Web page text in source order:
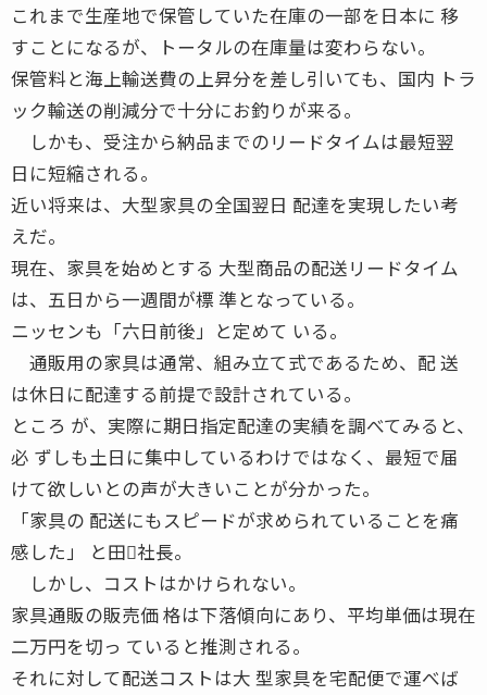
これまで生産地で保管していた在庫の一部を日本に 移
すことになるが、トータルの在庫量は変わらない。
保管料と海上輸送費の上昇分を差し引いても、国内 トラ
ック輸送の削減分で十分にお釣りが来る。
しかも、受注から納品までのリードタイムは最短翌
日に短縮される。
近い将来は、大型家具の全国翌日 配達を実現したい考
えだ。
現在、家具を始めとする 大型商品の配送リードタイム
は、五日から一週間が標 準となっている。
ニッセンも「六日前後」と定めて いる。
通販用の家具は通常、組み立て式であるため、配 送
は休日に配達する前提で設計されている。
ところ が、実際に期日指定配達の実績を調べてみると、
必 ずしも土日に集中しているわけではなく、最短で届
けて欲しいとの声が大きいことが分かった。
「家具の 配送にもスピードが求められていることを痛
感した」 と田社長。
しかし、コストはかけられない。
家具通販の販売価 格は下落傾向にあり、平均単価は現在
二万円を切っ ていると推測される。
それに対して配送コストは大 型家具を宅配便で運べば